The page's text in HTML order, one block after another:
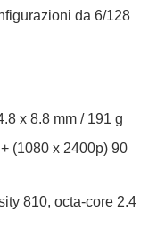
da 6/128
x 8.8 mm / 191 g
(1080 x 2400p) 90
810, octa-core 2.4